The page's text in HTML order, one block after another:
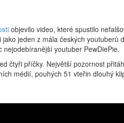
objevilo video, které spustilo
jeden z mála českých youtuberů
nejodebíranější youtuber PewDiePie.
čtyři příčky. Největší pozornost
médií, pouhých 51 vteřin dlouhý